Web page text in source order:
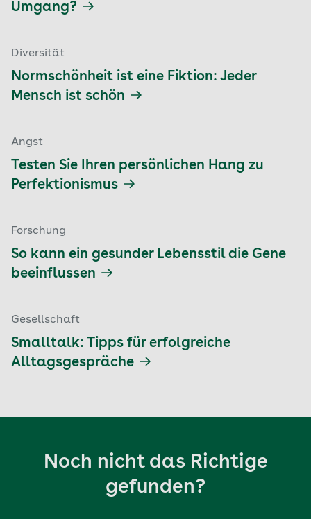
Umgang?
Diversität
Normschönheit ist eine Fiktion: Jeder
Mensch ist schön
Angst
Testen Sie Ihren persönlichen Hang zu
Perfektionismus
Forschung
So kann ein gesunder Lebensstil die Gene
beeinflussen
Gesellschaft
Smalltalk: Tipps für erfolgreiche
Alltagsgespräche
Noch nicht das Richtige
gefunden?